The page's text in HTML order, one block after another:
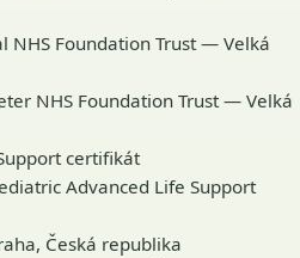
NHS Foundation Trust — Velká
NHS Foundation Trust — Velká
certifikát
Advanced Life Support
Česká republika